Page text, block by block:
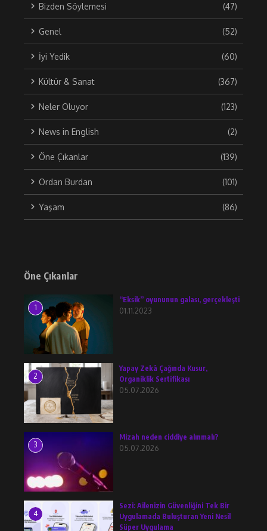
Bizden Söylemesi (47)
Genel (52)
İyi Yedik (60)
Kültür & Sanat (367)
Neler Oluyor (123)
News in English (2)
Öne Çıkanlar (139)
Ordan Burdan (101)
Yaşam (86)
Öne Çıkanlar
1
“Eksik” oyununun galası, gerçekleşti
01.11.2023
2
Yapay Zekâ Çağında Kusur,
Organiklik Sertifikası
05.07.2026
3
Mizah neden ciddiye alınmalı?
05.07.2026
4
Sezi: Ailenizin Güvenliğini Tek Bir
Uygulamada Buluşturan Yeni Nesil
Süper Uygulama